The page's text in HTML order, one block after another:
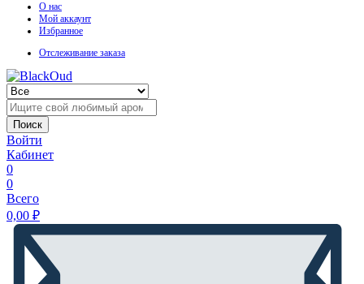
О нас
Мой аккаунт
Избранное
Отслеживание заказа
Поиск
Войти
Кабинет
0
0
Всего
0,00 ₽